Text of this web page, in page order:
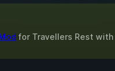
for Travellers Rest with